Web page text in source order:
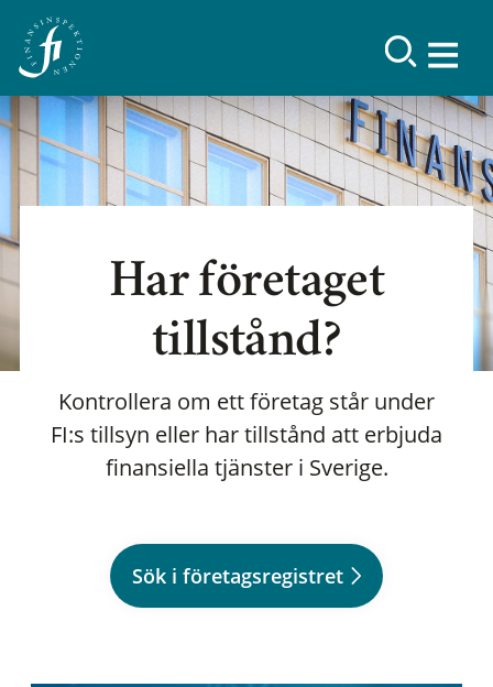
Har företaget
tillstånd?
Kontrollera om ett företag står under
FI:s tillsyn eller har tillstånd att erbjuda
finansiella tjänster i Sverige.
Sök i företagsregistret